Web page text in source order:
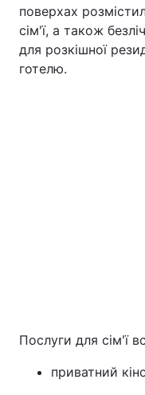
поверхах
сім'ї, а також
для розкішної
готелю.
Послуги для сім'ї
приватний